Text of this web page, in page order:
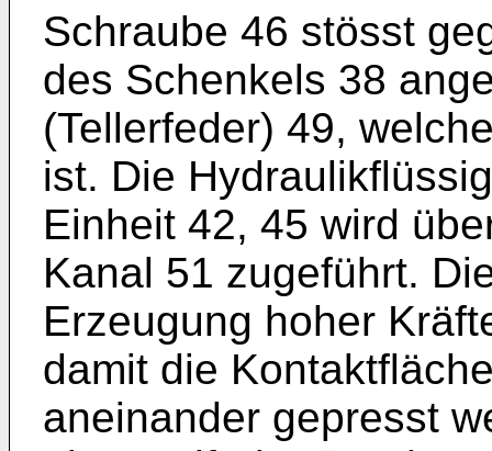
Schraube 46 stösst
des Schenkels 38
(Tellerfeder) 49,
ist. Die
Einheit 42, 45 wird
Kanal 51 zugeführt.
Erzeugung hoher
damit die
aneinander gepresst